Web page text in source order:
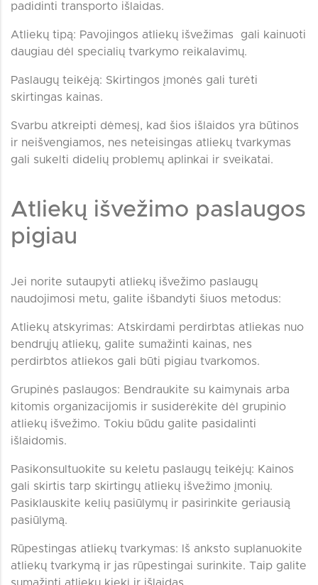
padidinti transporto išlaidas.
Atliekų tipą: Pavojingos atliekų išvežimas gali kainuoti
daugiau dėl specialių tvarkymo reikalavimų.
Paslaugų teikėją: Skirtingos įmonės gali turėti
skirtingas kainas.
Svarbu atkreipti dėmesį, kad šios išlaidos yra būtinos
ir neišvengiamos, nes neteisingas atliekų tvarkymas
gali sukelti didelių problemų aplinkai ir sveikatai.
Atliekų išvežimo paslaugos
pigiau
Jei norite sutaupyti atliekų išvežimo paslaugų
naudojimosi metu, galite išbandyti šiuos metodus:
Atliekų atskyrimas: Atskirdami perdirbtas atliekas nuo
bendrųjų atliekų, galite sumažinti kainas, nes
perdirbtos atliekos gali būti pigiau tvarkomos.
Grupinės paslaugos: Bendraukite su kaimynais arba
kitomis organizacijomis ir susiderėkite dėl grupinio
atliekų išvežimo. Tokiu būdu galite pasidalinti
išlaidomis.
Pasikonsultuokite su keletu paslaugų teikėjų: Kainos
gali skirtis tarp skirtingų atliekų išvežimo įmonių.
Pasiklauskite kelių pasiūlymų ir pasirinkite geriausią
pasiūlymą.
Rūpestingas atliekų tvarkymas: Iš anksto suplanuokite
atliekų tvarkymą ir jas rūpestingai surinkite. Taip galite